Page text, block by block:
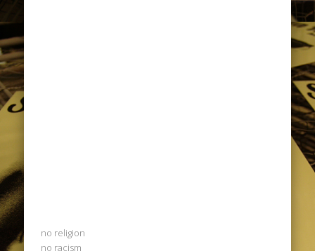
no religion
no racism